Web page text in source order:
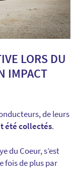
LORS DU
IMPACT
de leurs
été collectés.
du Coeur, s’est
fois de plus par